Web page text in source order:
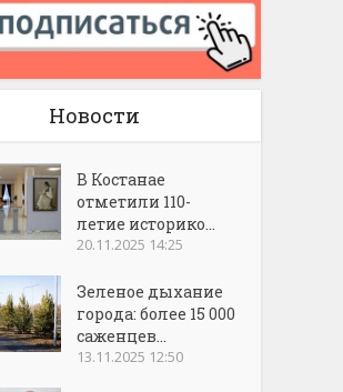
Новости
В Костанае
отметили 110-
летие историко...
20.11.2025 14:25
Зеленое дыхание
города: более 15 000
саженцев...
13.11.2025 12:50